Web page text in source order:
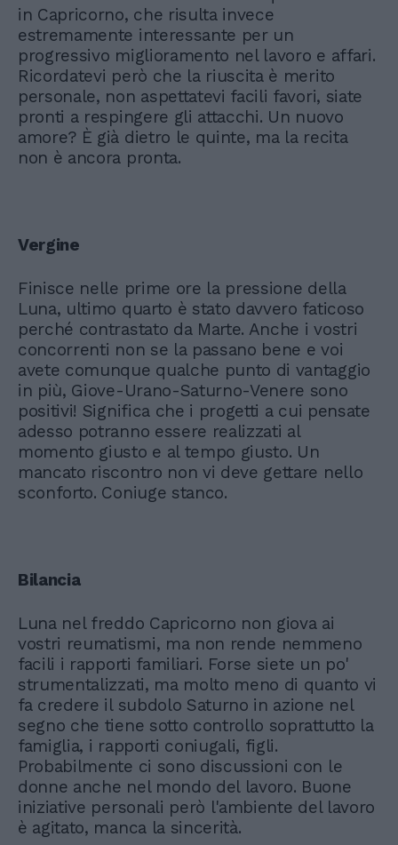
in Capricorno, che risulta invece
estremamente interessante per un
progressivo miglioramento nel lavoro e affari.
Ricordatevi però che la riuscita è merito
personale, non aspettatevi facili favori, siate
pronti a respingere gli attacchi. Un nuovo
amore? È già dietro le quinte, ma la recita
non è ancora pronta.
Vergine
Finisce nelle prime ore la pressione della
Luna, ultimo quarto è stato davvero faticoso
perché contrastato da Marte. Anche i vostri
concorrenti non se la passano bene e voi
avete comunque qualche punto di vantaggio
in più, Giove-Urano-Saturno-Venere sono
positivi! Significa che i progetti a cui pensate
adesso potranno essere realizzati al
momento giusto e al tempo giusto. Un
mancato riscontro non vi deve gettare nello
sconforto. Coniuge stanco.
Bilancia
Luna nel freddo Capricorno non giova ai
vostri reumatismi, ma non rende nemmeno
facili i rapporti familiari. Forse siete un po'
strumentalizzati, ma molto meno di quanto vi
fa credere il subdolo Saturno in azione nel
segno che tiene sotto controllo soprattutto la
famiglia, i rapporti coniugali, figli.
Probabilmente ci sono discussioni con le
donne anche nel mondo del lavoro. Buone
iniziative personali però l'ambiente del lavoro
è agitato, manca la sincerità.